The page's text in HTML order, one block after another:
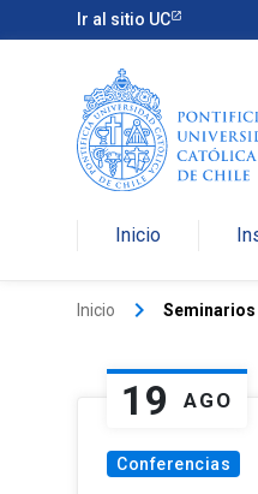
Ir al sitio UC
Inicio
Inicio keyboard_arrow_right Seminarios
19 AGO
Conferencias